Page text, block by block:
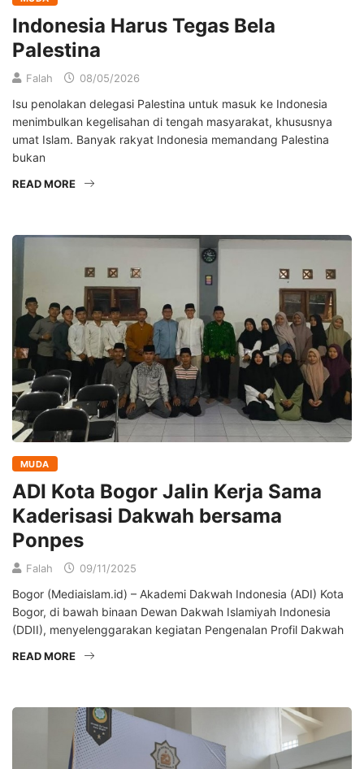
Indonesia Harus Tegas Bela
Palestina
Falah 08/05/2026
Isu penolakan delegasi Palestina untuk masuk ke Indonesia
menimbulkan kegelisahan di tengah masyarakat, khususnya
umat Islam. Banyak rakyat Indonesia memandang Palestina
bukan
READ MORE
MUDA
ADI Kota Bogor Jalin Kerja Sama
Kaderisasi Dakwah bersama
Ponpes
Falah 09/11/2025
Bogor (Mediaislam.id) – Akademi Dakwah Indonesia (ADI) Kota
Bogor, di bawah binaan Dewan Dakwah Islamiyah Indonesia
(DDII), menyelenggarakan kegiatan Pengenalan Profil Dakwah
READ MORE